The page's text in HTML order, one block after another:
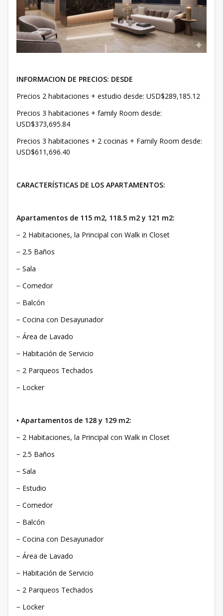
INFORMACION DE PRECIOS: DESDE
Precios 2 habitaciones + estudio desde: USD$289,185.12
Precios 3 habitaciones + family Room desde:
USD$373,695.84
Precios 3 habitaciones + 2 cocinas + Family Room desde:
USD$611,696.40
CARACTERÍSTICAS DE LOS APARTAMENTOS:
Apartamentos de 115 m2, 118.5 m2 y 121 m2:
− 2 Habitaciones, la Principal con Walk in Closet
− 2.5 Baños
− Sala
− Comedor
− Balcón
− Cocina con Desayunador
− Área de Lavado
− Habitación de Servicio
− 2 Parqueos Techados
− Locker
• Apartamentos de 128 y 129 m2:
− 2 Habitaciones, la Principal con Walk in Closet
− 2.5 Baños
− Sala
− Estudio
− Comedor
− Balcón
− Cocina con Desayunador
− Área de Lavado
− Habitación de Servicio
− 2 Parqueos Techados
− Locker